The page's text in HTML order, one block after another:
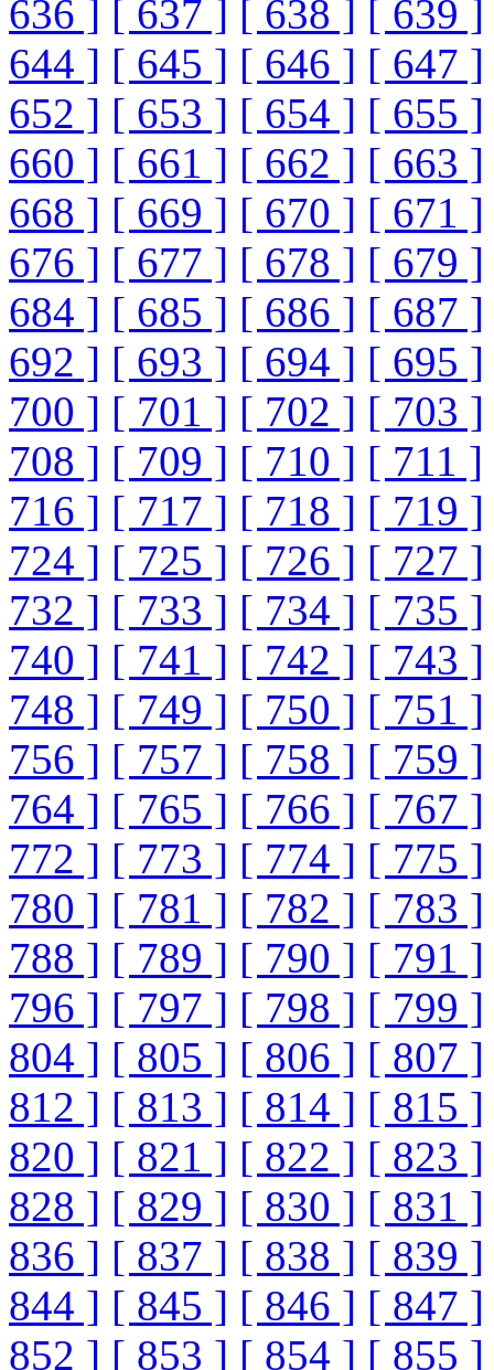
636 ] [ 637 ] [ 638 ] [ 639 ]
644 ] [ 645 ] [ 646 ] [ 647 ]
652 ] [ 653 ] [ 654 ] [ 655 ]
660 ] [ 661 ] [ 662 ] [ 663 ]
668 ] [ 669 ] [ 670 ] [ 671 ]
676 ] [ 677 ] [ 678 ] [ 679 ]
684 ] [ 685 ] [ 686 ] [ 687 ]
692 ] [ 693 ] [ 694 ] [ 695 ]
700 ] [ 701 ] [ 702 ] [ 703 ]
708 ] [ 709 ] [ 710 ] [ 711 ]
716 ] [ 717 ] [ 718 ] [ 719 ]
724 ] [ 725 ] [ 726 ] [ 727 ]
732 ] [ 733 ] [ 734 ] [ 735 ]
740 ] [ 741 ] [ 742 ] [ 743 ]
748 ] [ 749 ] [ 750 ] [ 751 ]
756 ] [ 757 ] [ 758 ] [ 759 ]
764 ] [ 765 ] [ 766 ] [ 767 ]
772 ] [ 773 ] [ 774 ] [ 775 ]
780 ] [ 781 ] [ 782 ] [ 783 ]
788 ] [ 789 ] [ 790 ] [ 791 ]
796 ] [ 797 ] [ 798 ] [ 799 ]
804 ] [ 805 ] [ 806 ] [ 807 ]
812 ] [ 813 ] [ 814 ] [ 815 ]
820 ] [ 821 ] [ 822 ] [ 823 ]
828 ] [ 829 ] [ 830 ] [ 831 ]
836 ] [ 837 ] [ 838 ] [ 839 ]
844 ] [ 845 ] [ 846 ] [ 847 ]
852 ] [ 853 ] [ 854 ] [ 855 ]